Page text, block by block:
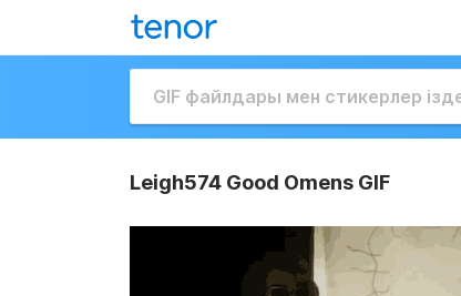
Leigh574 Good Omens GIF